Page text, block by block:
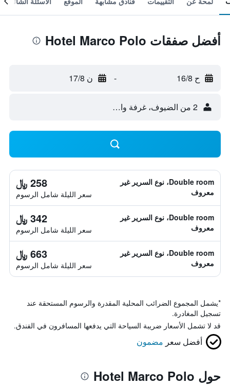
أفضل صفقات Hotel Marco Polo
ح 16/8 - ن 17/8
2 من الضيوف، غرفة واحدة
Double room، نوع السرير غير
معروف
258 ﷼
سعر الليلة شامل الرسوم
Double room، نوع السرير غير
معروف
342 ﷼
سعر الليلة شامل الرسوم
Double room، نوع السرير غير
معروف
663 ﷼
سعر الليلة شامل الرسوم
*يشمل المجموع الضرائب المحلية المقدرة والرسوم المستحقة عند
تسجيل المغادرة.
قد لا تشمل الأسعار ضريبة السياحة التي يدفعها المسافرون في الفندق.
أفضل سعر مضمون
حول Hotel Marco Polo